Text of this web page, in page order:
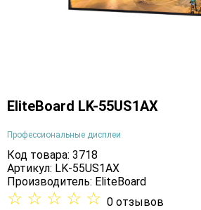
EliteBoard LK-55US1AX
Профессиональные дисплеи
Код товара: 3718
Артикул: LK-55US1AX
Производитель: EliteBoard
☆ ☆ ☆ ☆ ☆ 0 отзывов